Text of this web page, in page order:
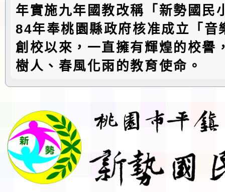
年實施九年國教改稱「新勢國民
84年奉桃園縣政府核准成立「音
創校以來，一直擁有輝煌的校譽
樹人、春風化雨的教育使命。